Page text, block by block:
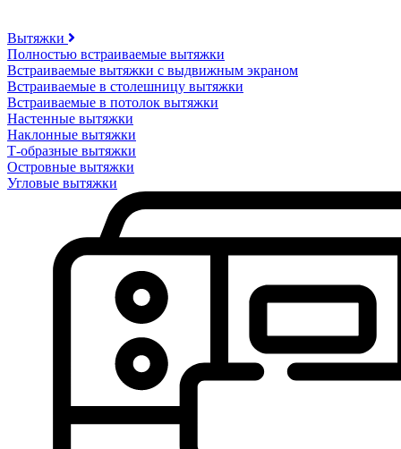
Вытяжки
Полностью встраиваемые вытяжки
Встраиваемые вытяжки с выдвижным экраном
Встраиваемые в столешницу вытяжки
Встраиваемые в потолок вытяжки
Настенные вытяжки
Наклонные вытяжки
Т-образные вытяжки
Островные вытяжки
Угловые вытяжки